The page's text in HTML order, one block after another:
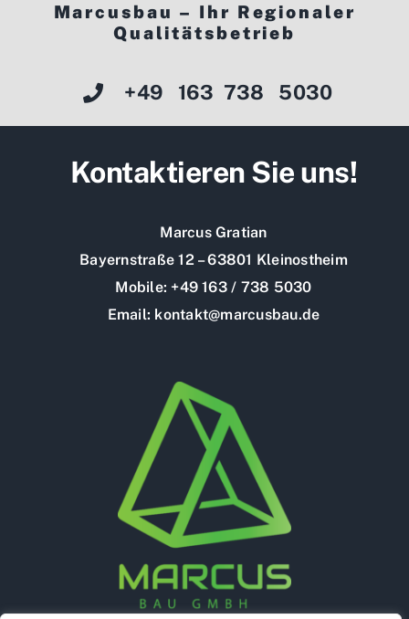
Marcusbau – Ihr Regionaler
Qualitätsbetrieb
+49 163 738 5030
Kontaktieren Sie uns!
Marcus Gratian
Bayernstraße 12 – 63801 Kleinostheim
Mobile: +49 163 / 738 5030
Email: kontakt@marcusbau.de